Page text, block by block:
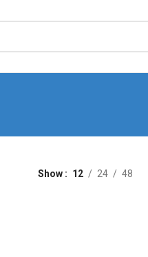
Show 12 24 48